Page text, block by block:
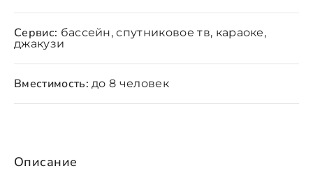
Описание
Сервис: бассейн, спутниковое тв, караоке,
джакузи
Вместимость: до 8 человек